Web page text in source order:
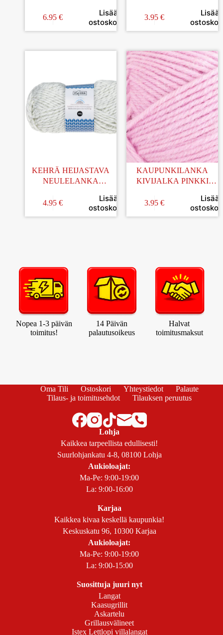
6.95 €
Lisää
ostoskoriin
100G (31)
3.95 €
Lisää
KEHRÄ HEIJASTAVA
NEULELANKA
4.95 €
Lisää
ostoskoriin
KAUPUNKILANKA
KIVIJALKA PINKKI
3.95 €
Lisää
Nopea 1-3 päivän
toimitus!
14 Päivän
palautusoikeus
Halvat
toimitusmaksut
Oma Tili Ostoskori Yhteystiedot
Palaute
Tilaus- ja toimitusehdot
Tilauksen peruutus
Lohja
Kaikkea tarpeellista edullisesti!
Suurlohjankatu 4-8, 08100 Lohja
Aukioloajat:
Ma-Pe: 9:00-19:00
La: 9:00-16:00
Karjaa
Kaikkea kivaa keskellä kaupunkia!
Keskuskatu 96, 10300 Karjaa
Aukioloajat:
Ma-Pe: 9:00-19:00
La: 9:00-15:00
Suosittuja juuri nyt
Langat
Kaasugrillit
Askartelu
Grillausvälineet
Istex Lettlopi villalangat